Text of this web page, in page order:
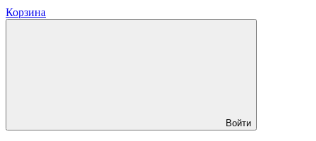
Корзина
Войти